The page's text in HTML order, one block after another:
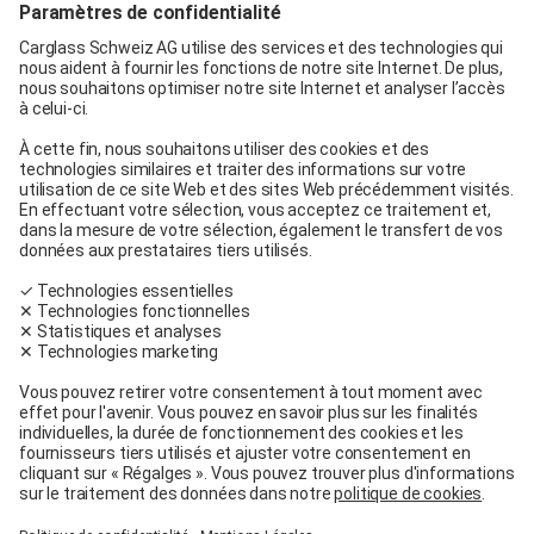
Carglass® Genève
Carglass® Pratteln
Carglass® Berne
Carglass® Winterthur
Carglass® Oftringen
Carglass® Volketswil
Contact
Carglass® près de chez moi
Facebook
Youtube
Linkedin
Conditions générales
Mentions légales
Conditions d’utilisation
Conditions générales de service et de vente
Conditions de garantie